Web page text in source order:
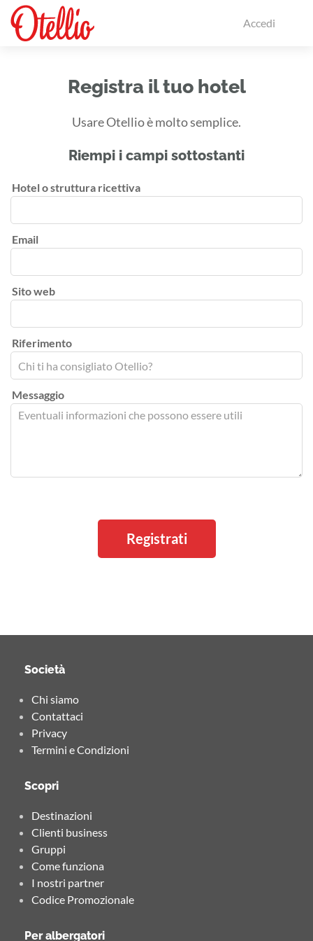
Accedi
Registra il tuo hotel
Usare Otellio è molto semplice.
Riempi i campi sottostanti
Hotel o struttura ricettiva
Email
Sito web
Riferimento
Messaggio
Registrati
Società
Chi siamo
Contattaci
Privacy
Termini e Condizioni
Scopri
Destinazioni
Clienti business
Gruppi
Come funziona
I nostri partner
Codice Promozionale
Per albergatori